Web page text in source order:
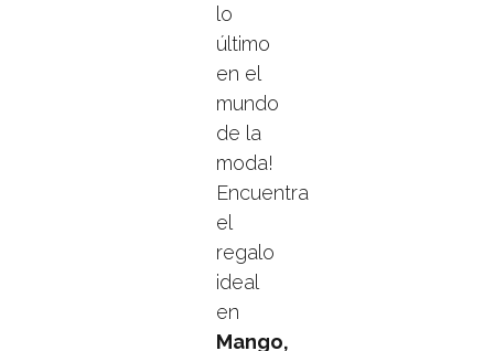
lo
último
en el
mundo
de la
moda!
Encuentra
el
regalo
ideal
en
Mango,